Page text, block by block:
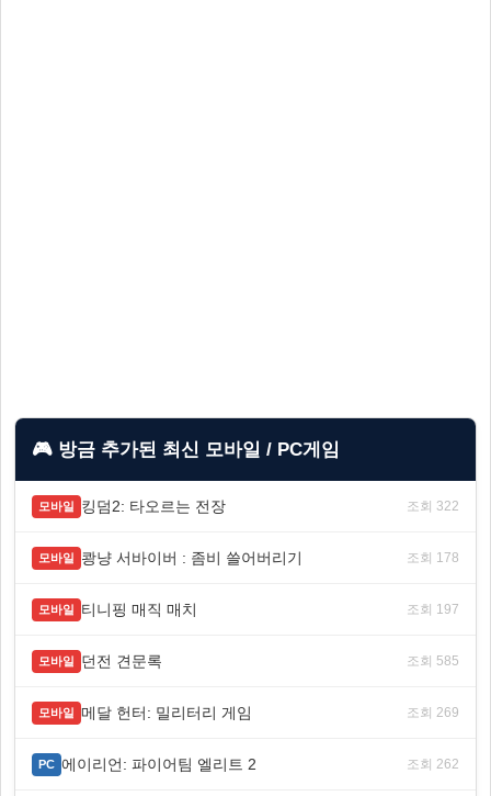
🎮 방금 추가된 최신 모바일 / PC게임
모바일 킹덤2: 타오르는 전장 조회 322
모바일 쾅냥 서바이버 : 좀비 쓸어버리기 조회 178
모바일 티니핑 매직 매치 조회 197
모바일 던전 견문록 조회 585
모바일 메달 헌터: 밀리터리 게임 조회 269
PC 에이리언: 파이어팀 엘리트 2 조회 262